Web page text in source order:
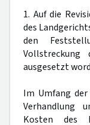
1. Auf die
des
den
ausgesetzt
Im Umfang der
Verhandlung
Kosten des